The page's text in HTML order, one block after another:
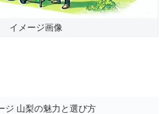
イメージ画像
ジ 山梨の魅力と選び方